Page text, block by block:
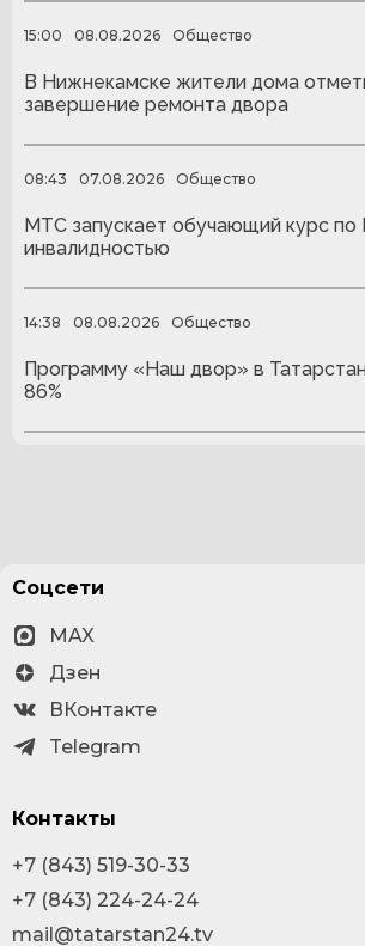
15:00 08.08.2026 Общество
В Нижнекамске жители дома
завершение ремонта двора
08:43 07.08.2026 Общество
МТС запускает обучающий курс
инвалидностью
14:38 08.08.2026 Общество
Программу «Наш двор» в
86%
Соцсети
MAX
Дзен
ВКонтакте
Telegram
Контакты
+7 (843) 519-30-33
+7 (843) 224-24-24
mail@tatarstan24.tv